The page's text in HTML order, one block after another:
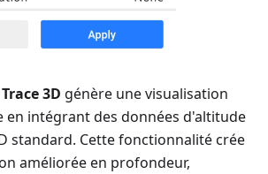
Trace 3D génère une visualisation
en intégrant des données d'altitude
standard. Cette fonctionnalité crée
améliorée en profondeur,